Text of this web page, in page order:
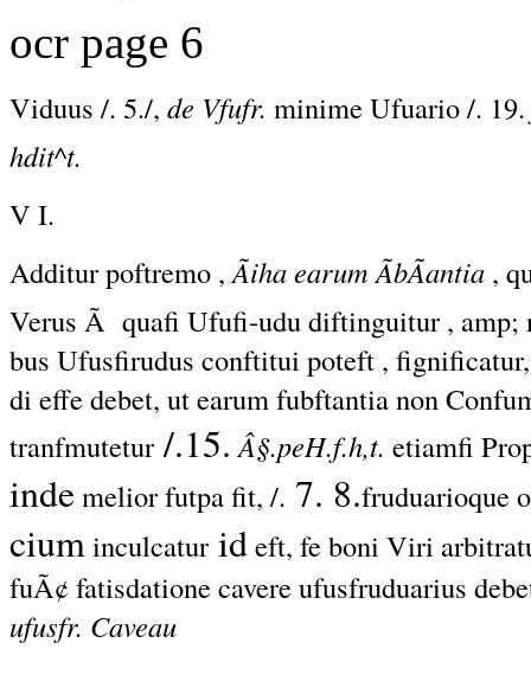
ocr page 6
Viduus /. 5./, de Vfufr. minime Ufuario /. 19.
hdit^t.
V I.
Additur poftremo ,Ãiha earum ÃbÃantia ,
Verus Ã quafi Ufufi-udu diftinguitur , amp;
bus Ufusfirudus conftitui poteft ,
di effe debet, ut earum fubftantia non
tranfmutetur /.15.Â§.peH.f.h,t. etiamfi
indemelior futpa fit, /. 7. 8.fruduarioque
ciuminculcatur ideft, fe boni Viri
fuÃ¢ fatisdatione cavere ufusfruduarius
ufusfr. Caveau